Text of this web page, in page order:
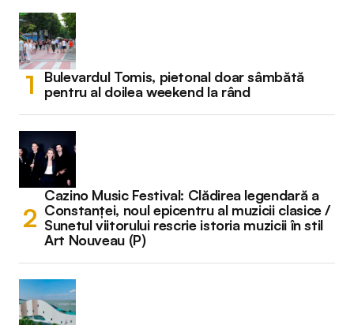
Bulevardul Tomis, pietonal doar sâmbătă
pentru al doilea weekend la rând
Cazino Music Festival: Clădirea legendară a
Constanței, noul epicentru al muzicii clasice /
Sunetul viitorului rescrie istoria muzicii în stil
Art Nouveau (P)